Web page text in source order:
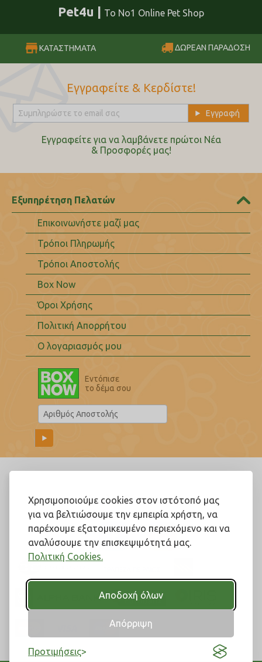
Χρησιμοποιούμε cookies στον ιστότοπό μας
για να βελτιώσουμε την εμπειρία χρήστη, να
παρέχουμε εξατομικευμένο περιεχόμενο και να
αναλύσουμε την επισκεψιμότητά μας.
Πολιτική Cookies.
Αποδοχή όλων
Απόρριψη
Προτιμήσεις
Pet4u | Το No1 Online Pet Shop
ΚΑΤΑΣΤΗΜΑΤΑ ΔΩΡΕΑΝ ΠΑΡΑΔΟΣΗ
Εγγραφείτε & Κερδίστε!
Εγγραφείτε για να λαμβάνετε πρώτοι Nέα
& Προσφορές μας!
Εξυπηρέτηση Πελατών
Επικοινωνήστε μαζί μας
Τρόποι Πληρωμής
Τρόποι Αποστολής
Box Now
Όροι Χρήσης
Πολιτική Απορρήτου
Ο λογαριασμός μου
Εντόπισε
το δέμα σου
Ακολουθήστε μας!